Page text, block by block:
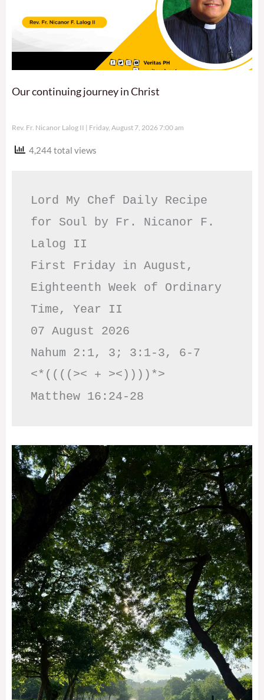
Our continuing journey in Christ
Rev. Fr. Nicanor Lalog II Friday, August 7, 2026 7:00 am
4,244 total views
Lord My Chef Daily Recipe
for Soul by Fr. Nicanor F.
Lalog II
First Friday in August,
Eighteenth Week of Ordinary
Time, Year II
07 August 2026
Nahum 2:1, 3; 3:1-3, 6-7
<*((((>< + ><))))*>
Matthew 16:24-28